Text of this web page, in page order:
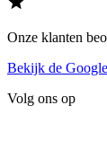
Onze klanten
Bekijk de
Volg ons op